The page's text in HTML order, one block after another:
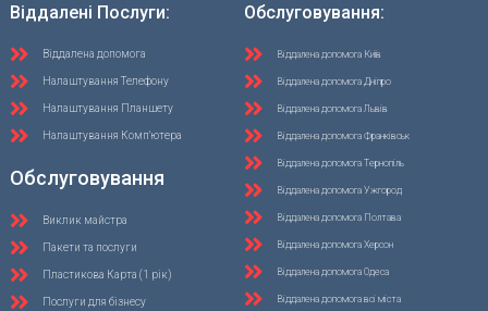
Віддалені Послуги:
Віддалена допомога
Налаштування Телефону
Налаштування Планшету
Налаштування Комп'ютера
Обслуговування
Виклик майстра
Пакети та послуги
Пластикова Карта (1 рік)
Послуги для бізнесу
Обслуговування:
Віддалена допомога Київ
Віддалена допомога Дніпро
Віддалена допомога Львів
Віддалена допомога Франківськ
Віддалена допомога Тернопіль
Віддалена допомога Ужгород
Віддалена допомога Полтава
Віддалена допомога Херсон
Віддалена допомога Одеса
Віддалена допомога всі міста